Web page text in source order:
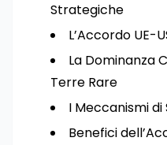
Strategiche
L’Accordo UE-
La Dominanza
Terre Rare
I Meccanismi di
Benefici